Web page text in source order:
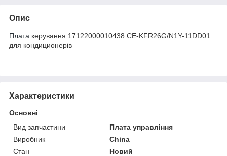
Опис
Плата керування 17122000010438 CE-KFR26G/N1Y-11DD01
для кондиционерів
Характеристики
Основні
Вид запчастини
Плата управління
Виробник
China
Стан
Новий